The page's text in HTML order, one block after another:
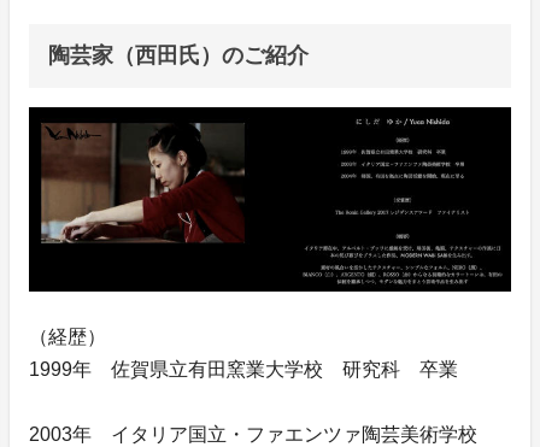
陶芸家（西田氏）のご紹介
（経歴）
1999年 佐賀県立有田窯業大学校 研究科 卒業
2003年 イタリア国立・ファエンツァ陶芸美術学校